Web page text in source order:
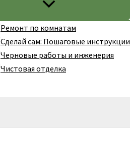
Ремонт по комнатам
Сделай сам: Пошаговые инструкции
Черновые работы и инженерия
Чистовая отделка